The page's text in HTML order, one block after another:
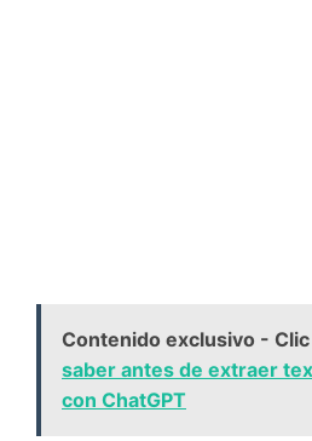
Contenido exclusivo -
saber antes de extraer
con ChatGPT